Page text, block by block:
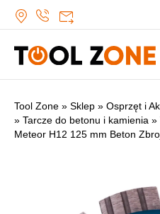
Tool Zone » Sklep » Osprzęt i
» Tarcze do betonu i kamienia »
Meteor H12 125 mm Beton